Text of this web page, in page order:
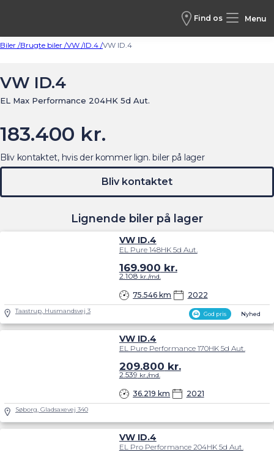
Find os Menu
Biler /Brugte biler /VW /ID.4 /VW ID.4
VW ID.4
EL Max Performance 204HK 5d Aut.
183.400 kr.
Lignende biler på lager
God pris Nyhed
VW ID.4
EL Pure 148HK 5d Aut.
75.546 km 2022
169.900 kr.
2.108 kr./md.
Taastrup, Husmandsvej 3
VW ID.4
EL Pure Performance 170HK 5d Aut.
36.219 km 2021
209.800 kr.
2.539 kr./md.
Søborg, Gladsaxevej 340
VW ID.4
EL Pro Performance 204HK 5d Aut.
Bliv kontaktet, hvis der kommer lign. biler på lager
Bliv kontaktet